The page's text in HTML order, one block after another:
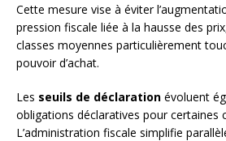
Cette mesure vise à éviter
pression fiscale liée à la hausse des
classes moyennes particulièrement
pouvoir d’achat.
Les seuils de déclaration évoluent
obligations déclaratives pour certaines
L’administration fiscale simplifie